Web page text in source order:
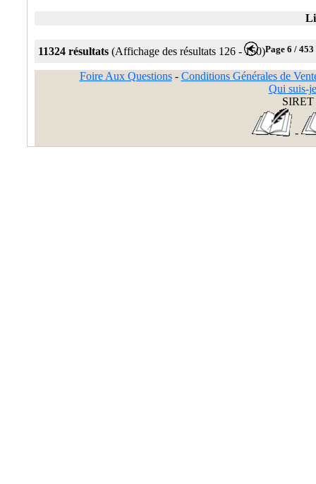
11324 résultats (Affichage des résultats 126 - 150)Page 6 / 453
Foire Aux Questions- Conditions Générales de
Qui suis-
SIRET
-